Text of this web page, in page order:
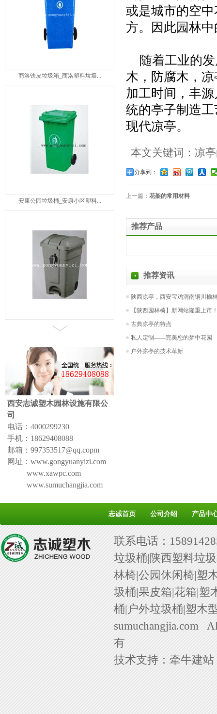
商洛铁皮垃圾箱_商洛塑料垃圾...
安康公园垃圾桶_安康小区塑料...
宝鸡可移动塑料垃圾桶_宝鸡挂...
西安志诚塑木园林设施有限公
司
电话：4000299230
手机：18629408088
邮箱： 997353517@qq.copm
网址： www.gongyuanyizi.com
www.xawpc.com
www.sumuchangjia.com
或是城市的空
方。因此园林
随着工业的发
木，防腐木，
加工时间，丰
统的亭子制造
现代凉亭。
本文关键词：凉
分享到：
上一篇： 花架的常用材料
推荐产品
推荐资讯
陕西凉亭，西安宝鸡渭南铜川榆
【陕西园林椅】新网站隆重上市
古典凉亭的特点
私人定制——完美您的梦中花园
户外凉亭的技术革新
志诚首页 公司介绍 产品中
联系电话：
垃圾桶|陕西塑料垃
林椅|公园休闲椅|塑
圾桶|果皮箱|花箱|塑
桶|户外垃圾桶|塑木
sumuchangjia.comAll
有
技术支持：牵牛建站